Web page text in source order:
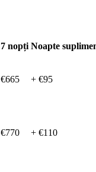
7 nopți Noapte
€665 + €95
€770 + €110